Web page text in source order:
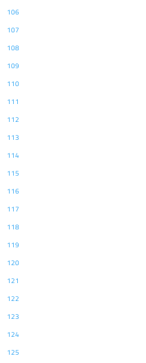
106
107
108
109
110
111
112
113
114
115
116
117
118
119
120
121
122
123
124
125